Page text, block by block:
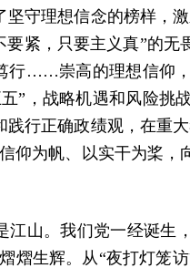
守理想信念的榜样，
紧，只要主义真”的无
行……崇高的理想信仰
”，战略机遇和风险挑
行正确政绩观，在重
仰为帆、以实干为桨
江山。我们党一经诞生
熠生辉。从“夜打灯笼